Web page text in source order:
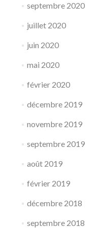
septembre 2020
juillet 2020
juin 2020
mai 2020
février 2020
décembre 2019
novembre 2019
septembre 2019
août 2019
février 2019
décembre 2018
septembre 2018